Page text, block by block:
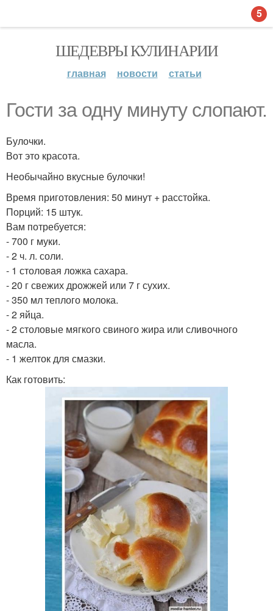
ШЕДЕВРЫ КУЛИНАРИИ
главная новости статьи
Гости за одну минуту слопают.
Булочки.
Вот это красота.
Необычайно вкусные булочки!
Время приготовления: 50 минут + расстойка.
Порций: 15 штук.
Вам потребуется:
- 700 г муки.
- 2 ч. л. соли.
- 1 столовая ложка сахара.
- 20 г свежих дрожжей или 7 г сухих.
- 350 мл теплого молока.
- 2 яйца.
- 2 столовые мягкого свиного жира или сливочного
масла.
- 1 желток для смазки.
Как готовить:
5